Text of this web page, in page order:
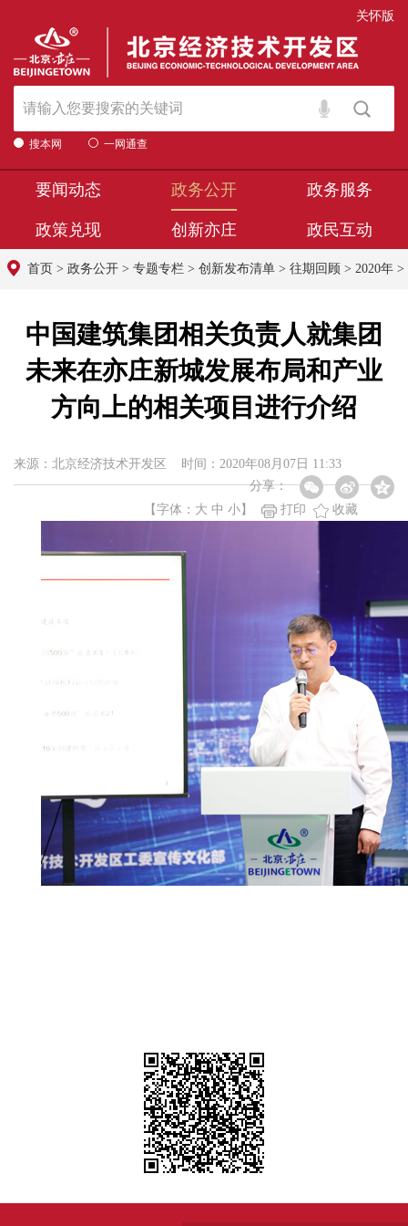
关怀版
搜本网 一网通查
要闻动态 政务公开 政务服务
政策兑现 创新亦庄 政民互动
首页 > 政务公开 > 专题专栏 > 创新发布清单 > 往期回顾 > 2020年 >
中国建筑集团相关负责人就集团
未来在亦庄新城发展布局和产业
方向上的相关项目进行介绍
来源：北京经济技术开发区 时间：2020年08月07日 11:33
分享：
【字体： 大 中 小 】 打印 收藏